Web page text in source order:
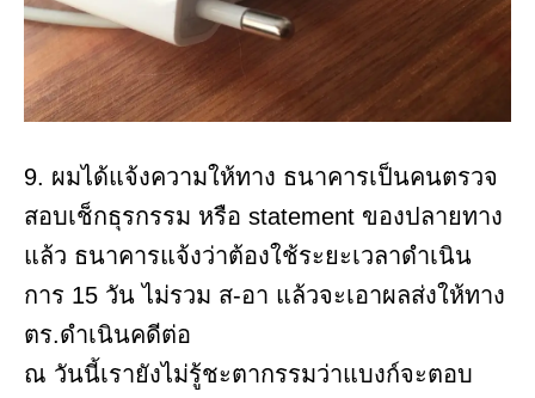
9. ผมได้แจ้งความให้ทาง ธนาคารเป็นคนตรวจ
สอบเช็กธุรกรรม หรือ statement ของปลายทาง
แล้ว ธนาคารแจ้งว่าต้องใช้ระยะเวลาดำเนิน
การ 15 วัน ไม่รวม ส-อา แล้วจะเอาผลส่งให้ทาง
ตร.ดำเนินคดีต่อ
ณ วันนี้เรายังไม่รู้ชะตากรรมว่าแบงก์จะตอบ